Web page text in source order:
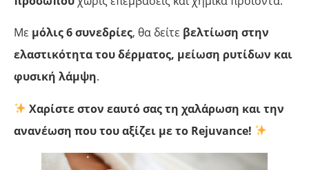
Με μόλις 6 συνεδρίες, θα δείτε βελτίωση στην
ελαστικότητα του δέρματος, μείωση ρυτίδων και
φυσική λάμψη.
Χαρίστε στον εαυτό σας τη χαλάρωση και την
ανανέωση που του αξίζει με το Rejuvance!